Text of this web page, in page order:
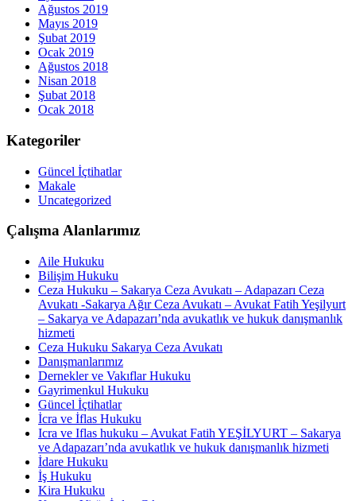
Ağustos 2019
Mayıs 2019
Şubat 2019
Ocak 2019
Ağustos 2018
Nisan 2018
Şubat 2018
Ocak 2018
Kategoriler
Güncel İçtihatlar
Makale
Uncategorized
Çalışma Alanlarımız
Aile Hukuku
Bilişim Hukuku
Ceza Hukuku – Sakarya Ceza Avukatı – Adapazarı Ceza
Avukatı -Sakarya Ağır Ceza Avukatı – Avukat Fatih Yeşilyurt
– Sakarya ve Adapazarı’nda avukatlık ve hukuk danışmanlık
hizmeti
Ceza Hukuku Sakarya Ceza Avukatı
Danışmanlarımız
Dernekler ve Vakıflar Hukuku
Gayrimenkul Hukuku
Güncel İçtihatlar
İcra ve İflas Hukuku
Icra ve Iflas hukuku – Avukat Fatih YEŞİLYURT – Sakarya
ve Adapazarı’nda avukatlık ve hukuk danışmanlık hizmeti
İdare Hukuku
İş Hukuku
Kira Hukuku